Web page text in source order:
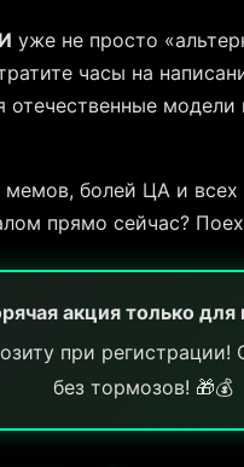
уже не просто
часы на
отечественные
болей ЦА и
прямо сейчас?
акция только для
при
без тормозов! 🎁💰